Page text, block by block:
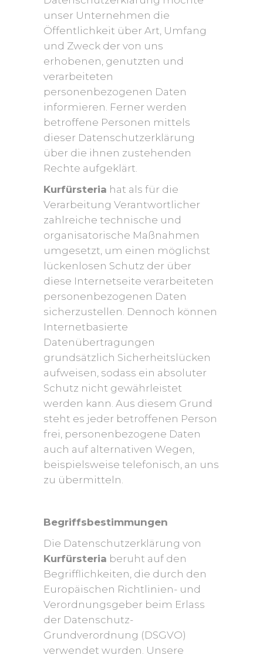
unser Unternehmen die
Öffentlichkeit über Art, Umfang
und Zweck der von uns
erhobenen, genutzten und
verarbeiteten
personenbezogenen Daten
informieren. Ferner werden
betroffene Personen mittels
dieser Datenschutzerklärung
über die ihnen zustehenden
Rechte aufgeklärt.
Kurfürsteria hat als für die
Verarbeitung Verantwortlicher
zahlreiche technische und
organisatorische Maßnahmen
umgesetzt, um einen möglichst
lückenlosen Schutz der über
diese Internetseite verarbeiteten
personenbezogenen Daten
sicherzustellen. Dennoch können
Internetbasierte
Datenübertragungen
grundsätzlich Sicherheitslücken
aufweisen, sodass ein absoluter
Schutz nicht gewährleistet
werden kann. Aus diesem Grund
steht es jeder betroffenen Person
frei, personenbezogene Daten
auch auf alternativen Wegen,
beispielsweise telefonisch, an uns
zu übermitteln.
Begriffsbestimmungen
Die Datenschutzerklärung von
Kurfürsteria beruht auf den
Begrifflichkeiten, die durch den
Europäischen Richtlinien- und
Verordnungsgeber beim Erlass
der Datenschutz-
Grundverordnung (DSGVO)
verwendet wurden. Unsere